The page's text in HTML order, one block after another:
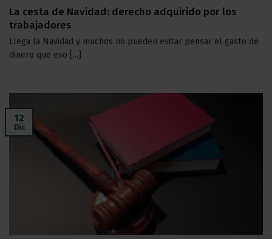
La cesta de Navidad: derecho adquirido por los
trabajadores
Llega la Navidad y muchos no pueden evitar pensar el gasto de
dinero que eso [...]
12
Dic